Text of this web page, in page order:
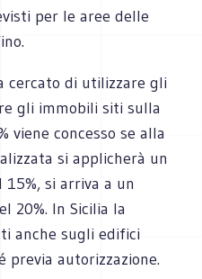
per le aree delle
cercato di utilizzare gli
gli immobili siti sulla
viene concesso se alla
si applicherà un
si arriva a un
20%. In Sicilia la
anche sugli edifici
autorizzazione.